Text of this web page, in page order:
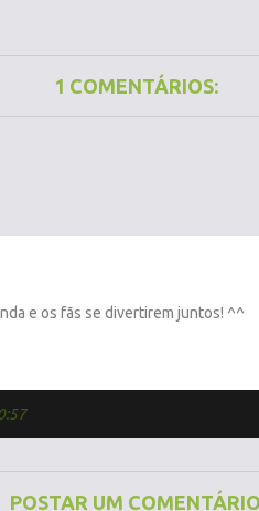
1 COMENTÁRIOS:
e os fãs se divertirem juntos! ^^
POSTAR UM